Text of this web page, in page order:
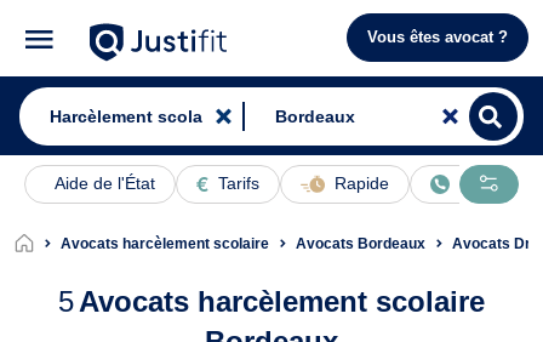
Vous êtes avocat ?
Aide de l'État Tarifs Rapide En ligne
Avocats harcèlement scolaire Avocats Bordeaux Avocats
5Avocats harcèlement scolaire